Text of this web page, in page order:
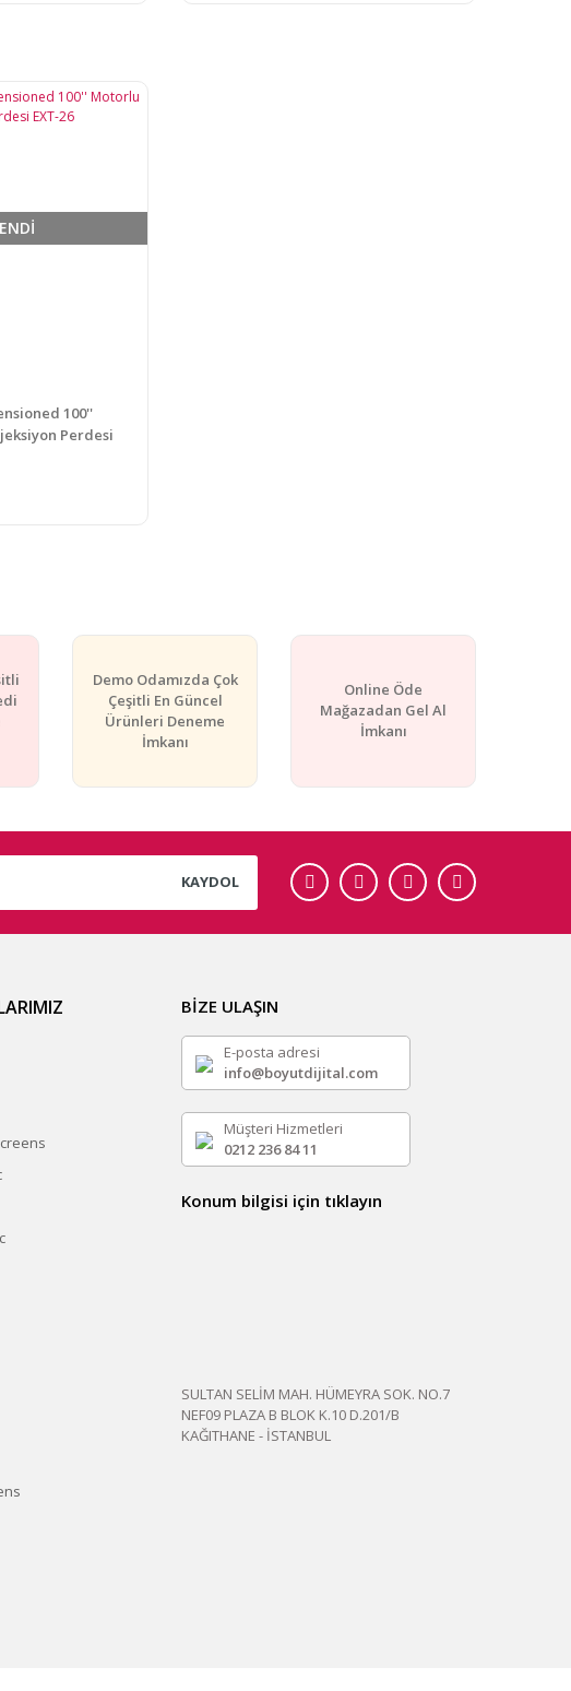
100''
Perdesi
Demo Odamızda Çok
Çeşitli En Güncel
Ürünleri Deneme
İmkanı
Online Öde
Mağazadan Gel Al
İmkanı
KAYDOL
BİZE ULAŞIN
E-posta adresi
info@boyutdijital.com
Müşteri Hizmetleri
0212 236 84 11
Konum bilgisi için tıklayın
SULTAN SELİM MAH. HÜMEYRA SOK. NO.7
NEF09 PLAZA B BLOK K.10 D.201/B
KAĞITHANE - İSTANBUL